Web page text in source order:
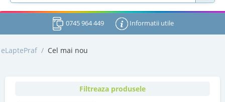
0745 964 449 Informatii utile
eLaptePraf / Cel mai nou
Filtreaza produsele